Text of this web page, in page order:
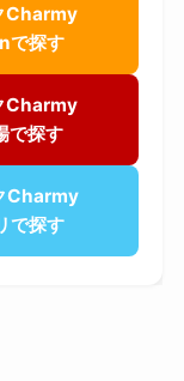
Charmy
で探す
Charmy
で探す
Charmy
で探す